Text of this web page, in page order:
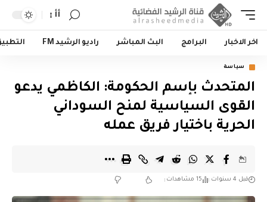
أأ
اخر الاخبار البرامج البث المباشر راديو الرشيد FM
سياسة
المتحدث بإسم الحكومة: الكاظمي يدعو
القوى السياسية لمنح السوداني
الحرية باختيار فريق عمله
قبل 4 سنوات 15 مشاهدات